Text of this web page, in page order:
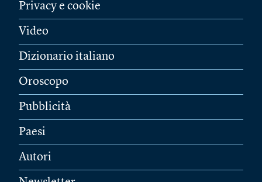
Privacy e cookie
Video
Dizionario italiano
Oroscopo
Pubblicità
Paesi
Autori